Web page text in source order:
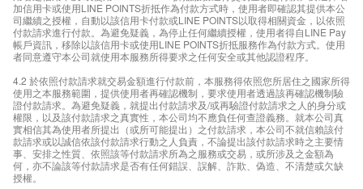
加信用卡或使用LINE POINTS折抵作為付款方式時，使用者即確認其提供本公
司繼續之授權，自動以該信用卡付款或LINE POINTS以取得相關資金，以依照
付款請求進行付款。為避免疑義，為停止任何繼續授權，使用者得自LINE Pay
帳戶資訊，移除以該信用卡或使用LINE POINTS折抵服務作為付款方式。使用
者同意遵守本公司就使用本服務所得要求之任何安全或其他認證程序。
4.2 於依照付款請求就交易金額進行付款前，本服務得依照您所居住之國家所得
使用之本服務範圍，提供使用者再確認機制，要求使用者透過該再確認機制驗
證付款請求。為避免疑義，就提出付款請求及/或再驗證付款請求之人的身分或
權限，以及該付款請求之真實性，本公司均不應負任何查證義務。就本公司真
實相信其為使用者所提出（或所可能提出）之付款請求，本公司不就信賴該付
款請求或以誠信依該付款請求行動之人負責，不論提出該付款請求時之主要情
事、安排之性質、依照該等付款請求所為之服務或交易，或所涉及之金額為
何，亦不論該等付款請求是否有任何錯誤、誤解、詐欺、偽造、不清楚或欠缺
授權。